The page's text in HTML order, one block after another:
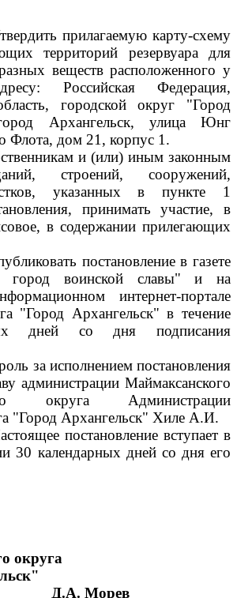
прилагаемую карту-схему
территорий резервуара для
веществ расположенного у
Российская Федерация,
городской округ "Город
Архангельск, улица Юнг
Флота, дом 21, корпус 1.
и (или) иным законным
строений, сооружений,
указанных в пункте 1
принимать участие, в
в содержании прилегающих
постановление в газете
город воинской славы" и на
интернет-портале
"Город Архангельск" в течение
дней со дня подписания
за исполнением постановления
администрации Маймаксанского
округа Администрации
"Город Архангельск" Хиле А.И.
постановление вступает в
30 календарных дней со дня его
округа